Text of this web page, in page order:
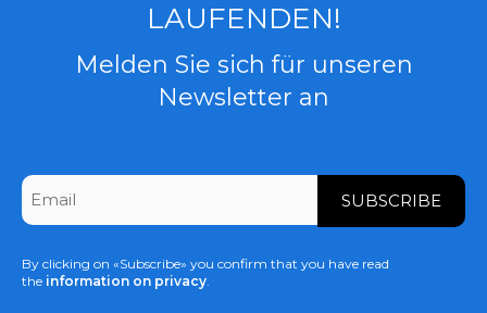
LAUFENDEN!
Melden Sie sich für unseren
Newsletter an
CAPTCHA
Email
By clicking on «Subscribe» you confirm that you have read
the information on privacy.